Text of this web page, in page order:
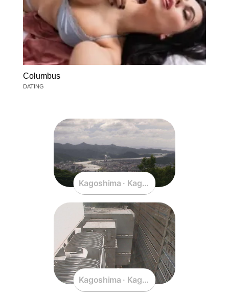
Columbus
DATING
Kagoshima · Kagoshima · Japan
Kagoshima · Kagoshima · Japan